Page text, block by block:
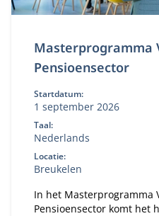
Masterprogramma
Pensioensector
Startdatum:
1 september 2026
Taal:
Nederlands
Locatie:
Breukelen
In het Masterprogramma
Pensioensector komt het